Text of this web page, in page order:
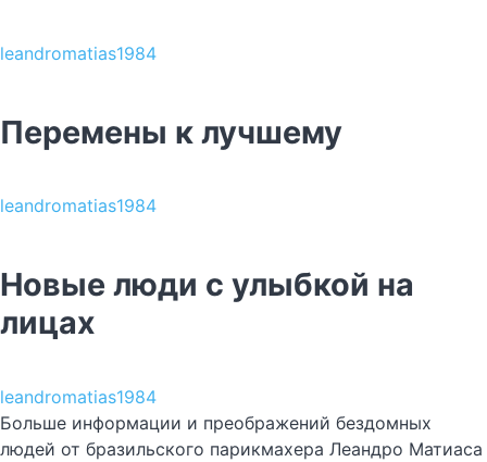
leandromatias1984
Перемены к лучшему
leandromatias1984
Новые люди с улыбкой на
лицах
leandromatias1984
Больше информации и преображений бездомных
людей от бразильского парикмахера Леандро Матиаса